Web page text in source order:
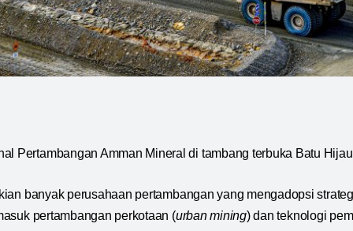
Pertambangan Amman Mineral di tambang terbuka Batu
banyak perusahaan pertambangan yang mengadopsi
pertambangan perkotaan (urban mining) dan teknologi